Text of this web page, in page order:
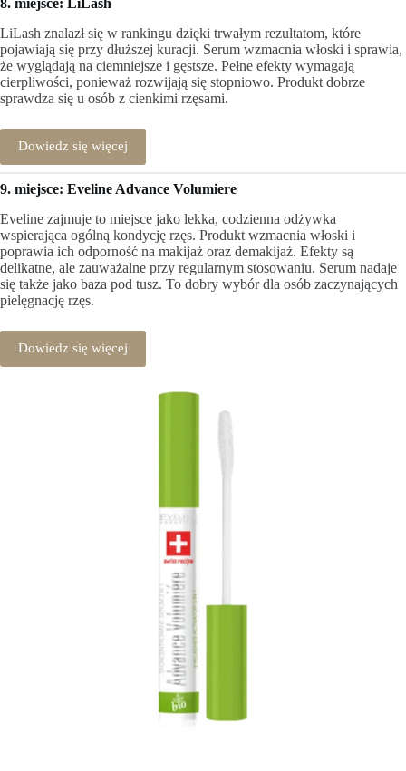
8. miejsce: LiLash
LiLash znalazł się w rankingu dzięki trwałym rezultatom, które
pojawiają się przy dłuższej kuracji. Serum wzmacnia włoski i sprawia,
że wyglądają na ciemniejsze i gęstsze. Pełne efekty wymagają
cierpliwości, ponieważ rozwijają się stopniowo. Produkt dobrze
sprawdza się u osób z cienkimi rzęsami.
Dowiedz się więcej
9. miejsce: Eveline Advance Volumiere
Eveline zajmuje to miejsce jako lekka, codzienna odżywka
wspierająca ogólną kondycję rzęs. Produkt wzmacnia włoski i
poprawia ich odporność na makijaż oraz demakijaż. Efekty są
delikatne, ale zauważalne przy regularnym stosowaniu. Serum nadaje
się także jako baza pod tusz. To dobry wybór dla osób zaczynających
pielęgnację rzęs.
Dowiedz się więcej